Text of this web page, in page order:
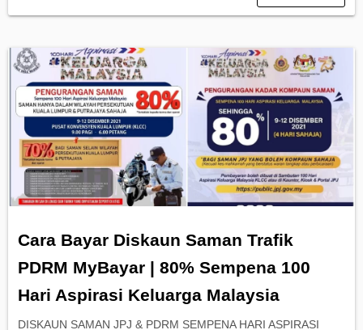
Cara Bayar Diskaun Saman Trafik
PDRM MyBayar | 80% Sempena 100
Hari Aspirasi Keluarga Malaysia
DISKAUN SAMAN JPJ & PDRM SEMPENA HARI ASPIRASI